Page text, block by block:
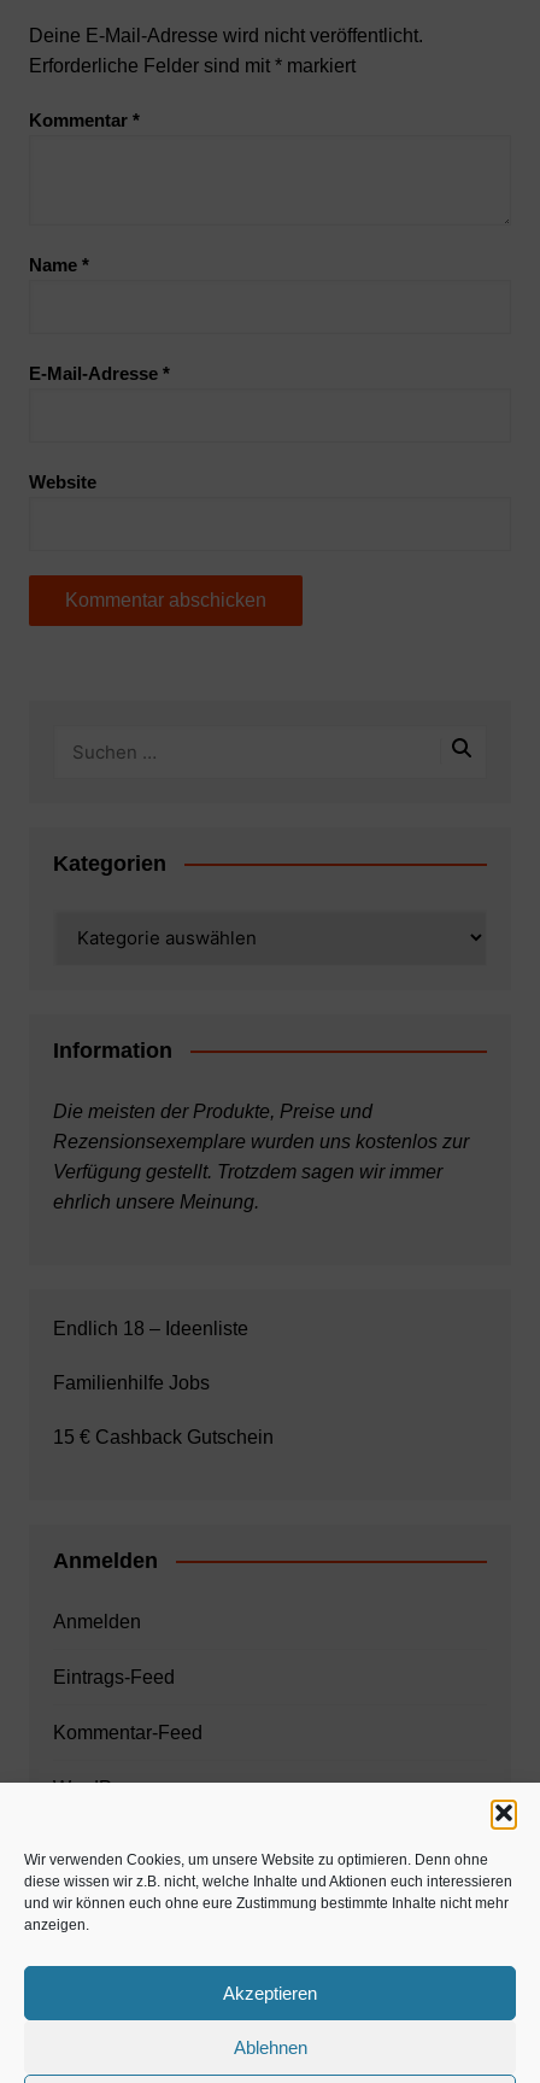
Wir verwenden Cookies, um unsere Website zu optimieren. Denn ohne
diese wissen wir z.B. nicht, welche Inhalte und Aktionen euch interessieren
und wir können euch ohne eure Zustimmung bestimmte Inhalte nicht mehr
anzeigen.
Akzeptieren
Ablehnen
Deine E-Mail-Adresse wird nicht veröffentlicht.
Erforderliche Felder sind mit *markiert
Kommentar *
Name *
E-Mail-Adresse *
Website
Kategorien
Information
Die meisten der Produkte, Preise und
Rezensionsexemplare wurden uns kostenlos zur
Verfügung gestellt. Trotzdem sagen wir immer
ehrlich unsere Meinung.
Endlich 18 – Ideenliste
Familienhilfe Jobs
15 € Cashback Gutschein
Anmelden
Anmelden
Eintrags-Feed
Kommentar-Feed
WordPress.org
Zahnarzt München
www.estaregistrierung.org – ESTA
©familös - dieTestfamilie -